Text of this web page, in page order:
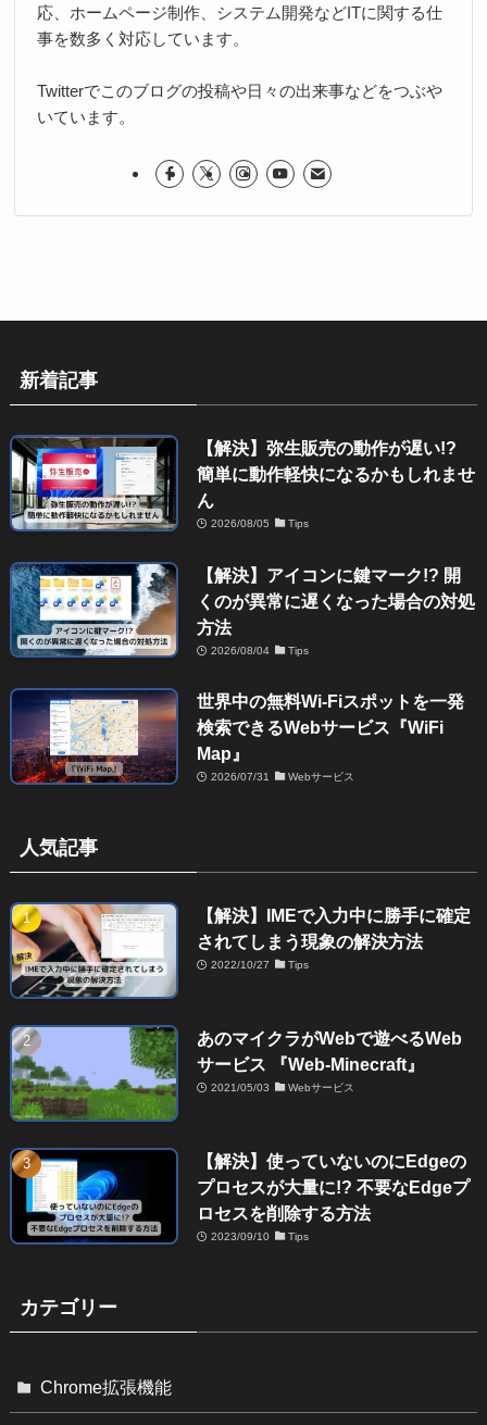
応、ホームページ制作、システム開発などITに関する仕
事を数多く対応しています。
Twitterでこのブログの投稿や日々の出来事などをつぶや
いています。
新着記事
【解決】弥生販売の動作が遅い!?
簡単に動作軽快になるかもしれませ
ん
2026/08/05 Tips
【解決】アイコンに鍵マーク!? 開
くのが異常に遅くなった場合の対処
方法
2026/08/04 Tips
世界中の無料Wi-Fiスポットを一発
検索できるWebサービス『WiFi
Map』
2026/07/31 Webサービス
人気記事
【解決】IMEで入力中に勝手に確定
されてしまう現象の解決方法
2022/10/27 Tips
あのマイクラがWebで遊べるWeb
サービス 『Web-Minecraft』
2021/05/03 Webサービス
【解決】使っていないのにEdgeの
プロセスが大量に!? 不要なEdgeプ
ロセスを削除する方法
2023/09/10 Tips
カテゴリー
Chrome拡張機能